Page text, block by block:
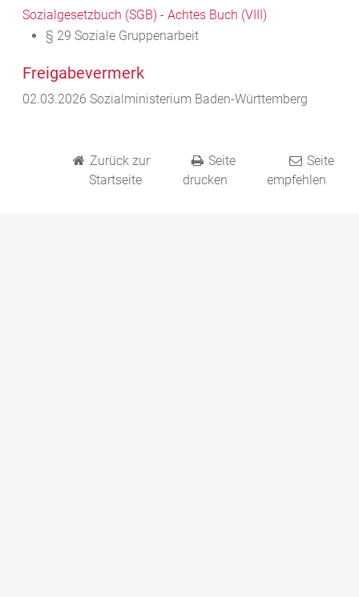
Sozialgesetzbuch (SGB) - Achtes Buch (VIII)
§ 29 Soziale Gruppenarbeit
Freigabevermerk
02.03.2026 Sozialministerium Baden-Württemberg
Zurück zur
Startseite
Seite
drucken
Seite
empfehlen